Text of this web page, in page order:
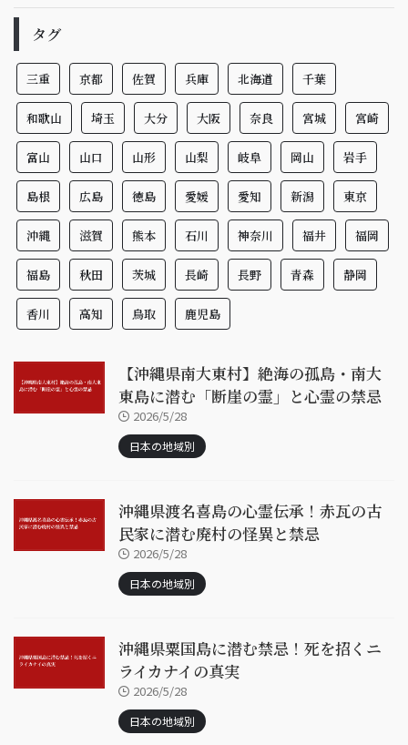
タグ
三重 京都 佐賀 兵庫 北海道 千葉
和歌山 埼玉 大分 大阪 奈良 宮城 宮崎
富山 山口 山形 山梨 岐阜 岡山 岩手
島根 広島 徳島 愛媛 愛知 新潟 東京
沖縄 滋賀 熊本 石川 神奈川 福井 福岡
福島 秋田 茨城 長崎 長野 青森 静岡
香川 高知 鳥取 鹿児島
【沖縄県南大東村】絶海の孤島・南大
東島に潜む「断崖の霊」と心霊の禁忌
2026/5/28
日本の地域別
沖縄県渡名喜島の心霊伝承！赤瓦の古
民家に潜む廃村の怪異と禁忌
2026/5/28
日本の地域別
沖縄県粟国島に潜む禁忌！死を招くニ
ライカナイの真実
2026/5/28
日本の地域別